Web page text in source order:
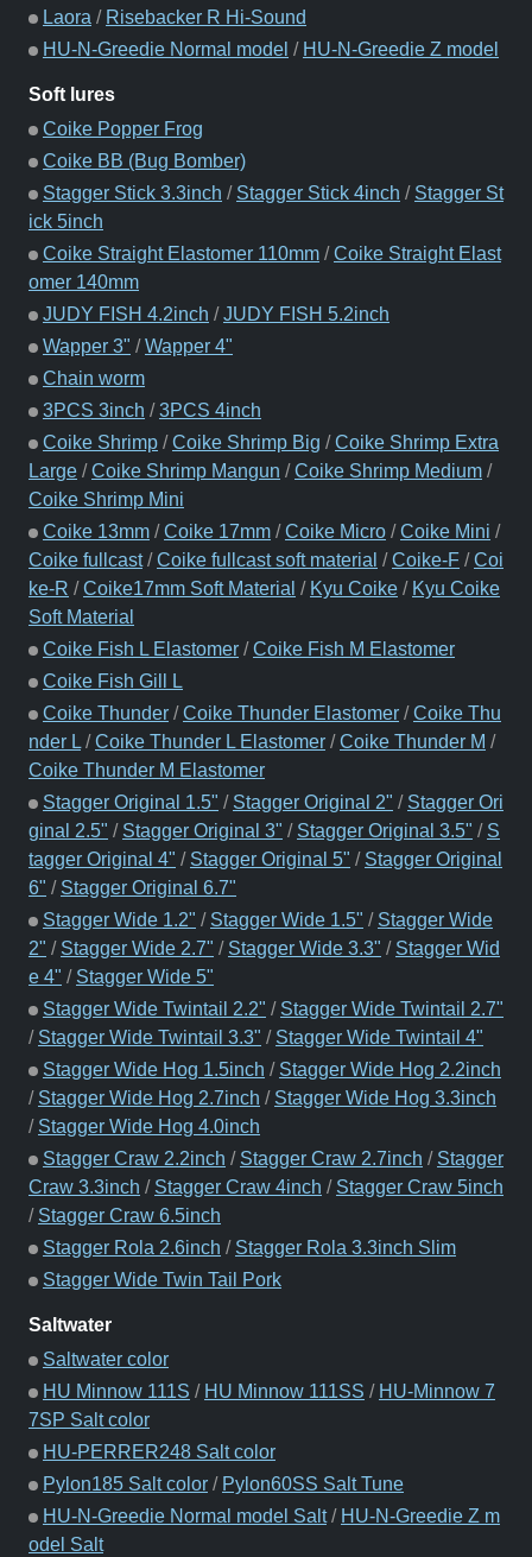
Laora / Risebacker R Hi-Sound
HU-N-Greedie Normal model / HU-N-Greedie Z model
Soft lures
Coike Popper Frog
Coike BB (Bug Bomber)
Stagger Stick 3.3inch / Stagger Stick 4inch / Stagger St
ick 5inch
Coike Straight Elastomer 110mm /Coike Straight Elast
omer 140mm
JUDY FISH 4.2inch /JUDY FISH 5.2inch
Wapper 3" /Wapper 4"
Chain worm
3PCS 3inch /3PCS 4inch
Coike Shrimp /Coike Shrimp Big /Coike Shrimp Extra
Large /Coike Shrimp Mangun /Coike Shrimp Medium /
Coike Shrimp Mini
Coike 13mm /Coike 17mm /Coike Micro /Coike Mini /
Coike fullcast/Coike fullcast soft material /Coike-F /Coi
ke-R /Coike17mm Soft Material / Kyu Coike / Kyu Coike
Soft Material
Coike Fish L Elastomer /Coike Fish M Elastomer
Coike Fish Gill L
Coike Thunder /Coike Thunder Elastomer /Coike Thu
nder L /Coike Thunder L Elastomer /Coike Thunder M /
Coike Thunder M Elastomer
Stagger Original 1.5" / Stagger Original 2" / Stagger Ori
ginal 2.5" / Stagger Original 3" / Stagger Original 3.5" / S
tagger Original 4" / Stagger Original 5" / Stagger Original
6" / Stagger Original 6.7"
Stagger Wide 1.2" / Stagger Wide 1.5" / Stagger Wide
2" / Stagger Wide 2.7" / Stagger Wide 3.3" / Stagger Wid
e 4" / Stagger Wide 5"
Stagger Wide Twintail 2.2" / Stagger Wide Twintail 2.7"
/ Stagger Wide Twintail 3.3" / Stagger Wide Twintail 4"
Stagger Wide Hog 1.5inch / Stagger Wide Hog 2.2inch
/ Stagger Wide Hog 2.7inch / Stagger Wide Hog 3.3inch
/ Stagger Wide Hog 4.0inch
Stagger Craw 2.2inch / Stagger Craw 2.7inch / Stagger
Craw 3.3inch / Stagger Craw 4inch / Stagger Craw 5inch
/ Stagger Craw 6.5inch
Stagger Rola 2.6inch / Stagger Rola 3.3inch Slim
Stagger Wide Twin Tail Pork
Saltwater
Saltwater color
HU Minnow 111S / HU Minnow 111SS / HU-Minnow 7
7SP Salt color
HU-PERRER248 Salt color
Pylon185 Salt color / Pylon60SS Salt Tune
HU-N-Greedie Normal model Salt/ HU-N-Greedie Z m
odel Salt